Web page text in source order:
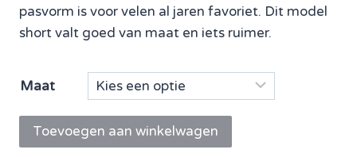
pasvorm is voor velen al jaren favoriet. Dit model
short valt goed van maat en iets ruimer.
Maat
Tommy
Hilfiger
Toevoegen aan winkelwagen